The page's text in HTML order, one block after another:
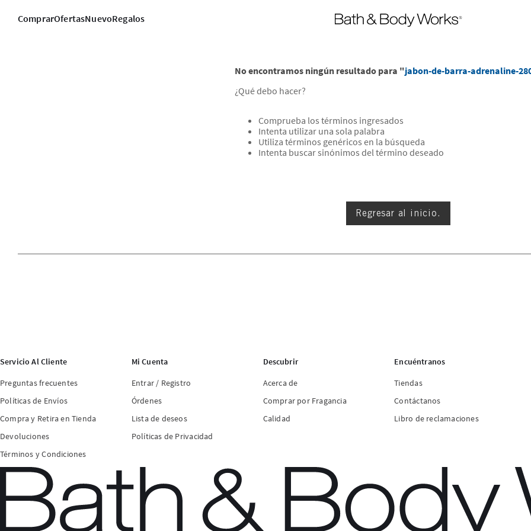
ComprarOfertasNuevoRegalos
No encontramos ningún resultado para "jabon-de-barra-adrenaline-
¿Qué debo hacer?
Comprueba los términos ingresados
Intenta utilizar una sola palabra
Utiliza términos genéricos en la búsqueda
Intenta buscar sinónimos del término deseado
Regresar al inicio.
Servicio Al Cliente
Preguntas frecuentes
Políticas de Envíos
Compra y Retira en Tienda
Devoluciones
Términos y Condiciones
Mi Cuenta
Entrar / Registro
Órdenes
Lista de deseos
Políticas de Privacidad
Descubrir
Acerca de
Comprar por Fragancia
Calidad
Encuéntranos
Tiendas
Contáctanos
Libro de reclamaciones